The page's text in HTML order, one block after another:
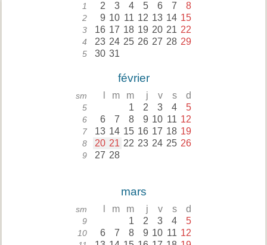
1 2 3 4 5 6 7 8
2 9 10 11 12 13 14 15
3 16 17 18 19 20 21 22
4 23 24 25 26 27 28 29
5 30 31
février
sm m m j v s d
5 1 2 3 4 5
6 6 7 8 9 10 11 12
7 13 14 15 16 17 18 19
8 20 21 22 23 24 25 26
9 27 28
mars
sm m m j v s d
9 1 2 3 4 5
10 6 7 8 9 10 11 12